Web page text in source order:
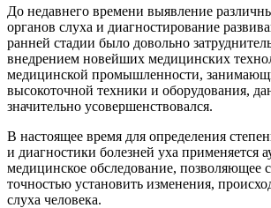
До недавнего времени выявление
органов слуха и диагностирование
ранней стадии было довольно
внедрением новейших медицинских
медицинской промышленности,
высокоточной техники и оборудования,
значительно усовершенствовался.
В настоящее время для определения
и диагностики болезней уха применяется
медицинское обследование, позволяющее
точностью установить изменения,
слуха человека.